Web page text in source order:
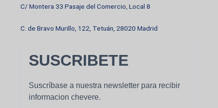
C/ Montera 33 Pasaje del Comercio, Local 8
C. de Bravo Murillo, 122, Tetuán, 28020 Madrid
SUSCRIBETE
Suscríbase a nuestra newsletter para recibir
informacion chevere.